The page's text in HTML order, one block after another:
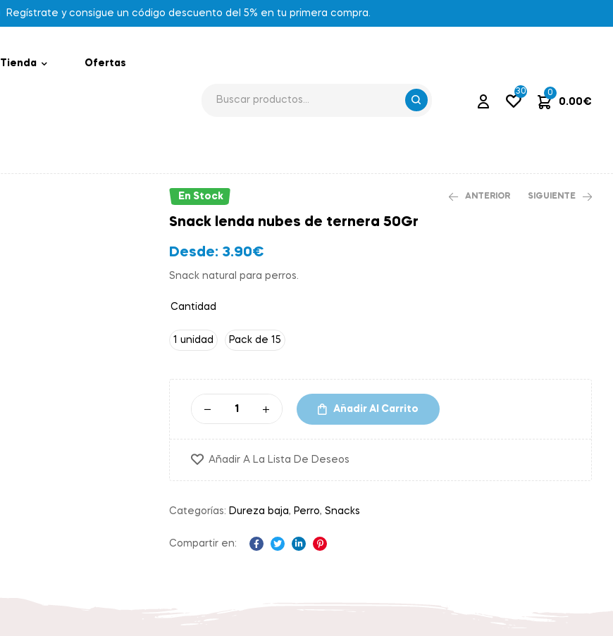
Regístrate y consigue un código descuento del 5% en tu primera compra.
Tienda Ofertas
30 0
0.00€
En Stock ANTERIOR SIGUIENTE
Snack lenda nubes de ternera 50Gr
Desde: 3.90€
Snack natural para perros.
Cantidad
1 unidad Pack de 15
Añadir Al Carrito
Añadir A La Lista De Deseos
Categorías: Dureza baja, Perro, Snacks
Compartir en: